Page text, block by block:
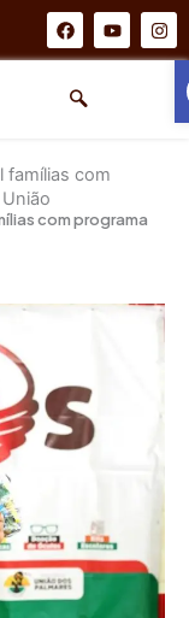
F
a
c
b
o
Y
o
u
I
n
s
famílias com
com programa